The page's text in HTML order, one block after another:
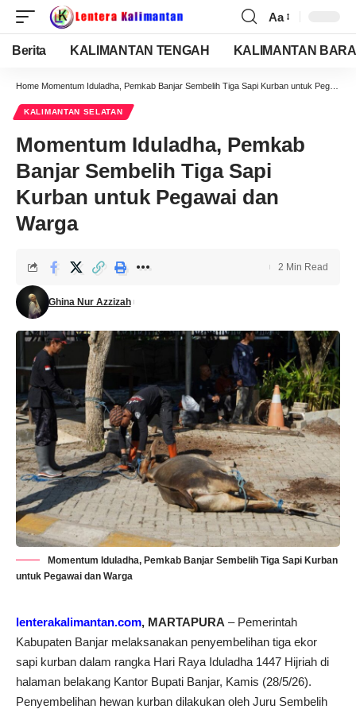
Aa
Berita KALIMANTAN TENGAH KALIMANTAN
Home Momentum Iduladha, Pemkab Banjar Sembelih Tiga Sapi Kurban untuk Pegawai dan Warga
KALIMANTAN SELATAN
Momentum Iduladha, Pemkab
Banjar Sembelih Tiga Sapi
Kurban untuk Pegawai dan
Warga
Ghina Nur Azzizah
2 Min Read
Momentum Iduladha, Pemkab Banjar Sembelih Tiga Sapi Kurban
untuk Pegawai dan Warga
lenterakalimantan.com, MARTAPURA – Pemerintah
Kabupaten Banjar melaksanakan penyembelihan tiga ekor
sapi kurban dalam rangka Hari Raya Iduladha 1447 Hijriah di
halaman belakang Kantor Bupati Banjar, Kamis (28/5/26).
Penyembelihan hewan kurban dilakukan oleh Juru Sembelih